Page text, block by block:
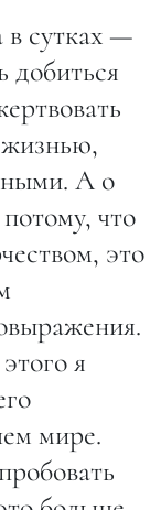
в сутках —
добиться
А о
что
это
я
мире.